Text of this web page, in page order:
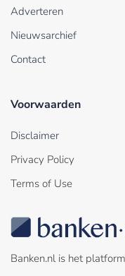
Adverteren
Nieuwsarchief
Contact
Voorwaarden
Disclaimer
Privacy Policy
Terms of Use
Banken.nl is het